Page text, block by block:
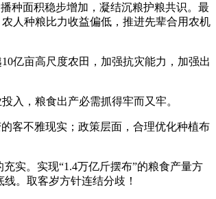
种面积稳步增加，凝结沉粮护粮共识。最
人种粮比力收益偏低，推进先辈合用农机
亿亩高尺度农田，加强抗灾能力，加强出
，粮食出产必需抓得牢而又牢。
客不雅现实；政策层面，合理优化种植布
实。实现“1.4万亿斤摆布”的粮食产量方
。取客岁方针连结分歧！